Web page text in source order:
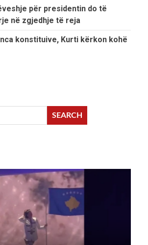
për presidentin do të
në zgjedhje të reja
konstituive, Kurti kërkon kohë
SEARCH